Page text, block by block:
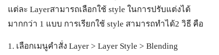
แต่ละ Layerสามารถเลือกใช้ style ในการปรับแต่งได้
มากกว่า 1 แบบ การเรียกใช้ style สามารถทำได้2 วิธี คือ
1. เลือกเมนูคำสั่ง Layer > Layer Style > Blending